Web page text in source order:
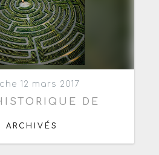
12 mars 2017
DE
ARCHIVÉS